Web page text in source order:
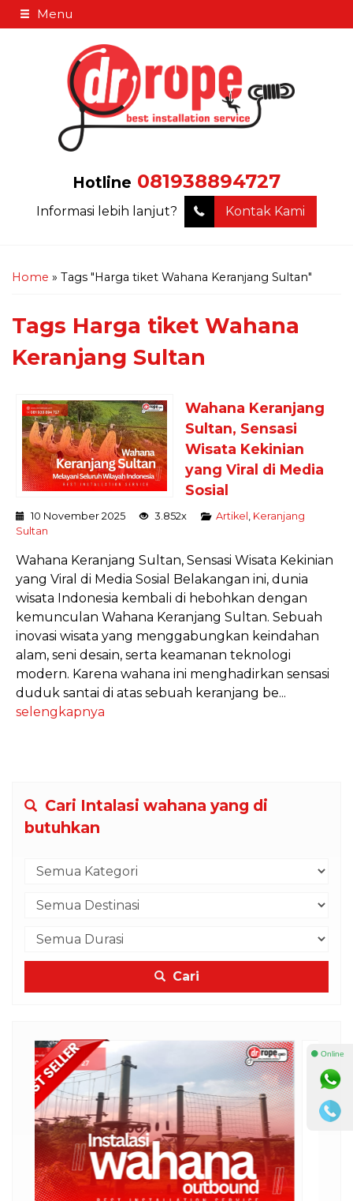
Menu
Hotline 081938894727
Informasi lebih lanjut? Kontak Kami
Home » Tags "Harga tiket Wahana Keranjang Sultan"
Tags Harga tiket Wahana
Keranjang Sultan
Wahana Keranjang
Sultan, Sensasi
Wisata Kekinian
yang Viral di Media
Sosial
10 November 2025 3.852x Artikel
Keranjang
Sultan
Wahana Keranjang Sultan, Sensasi Wisata Kekinian
yang Viral di Media Sosial Belakangan ini, dunia
wisata Indonesia kembali di hebohkan dengan
kemunculan Wahana Keranjang Sultan. Sebuah
inovasi wisata yang menggabungkan keindahan
alam, seni desain, serta keamanan teknologi
modern. Karena wahana ini menghadirkan sensasi
duduk santai di atas sebuah keranjang be...
selengkapnya
Cari Intalasi wahana yang di
butuhkan
Cari
⚫ Online